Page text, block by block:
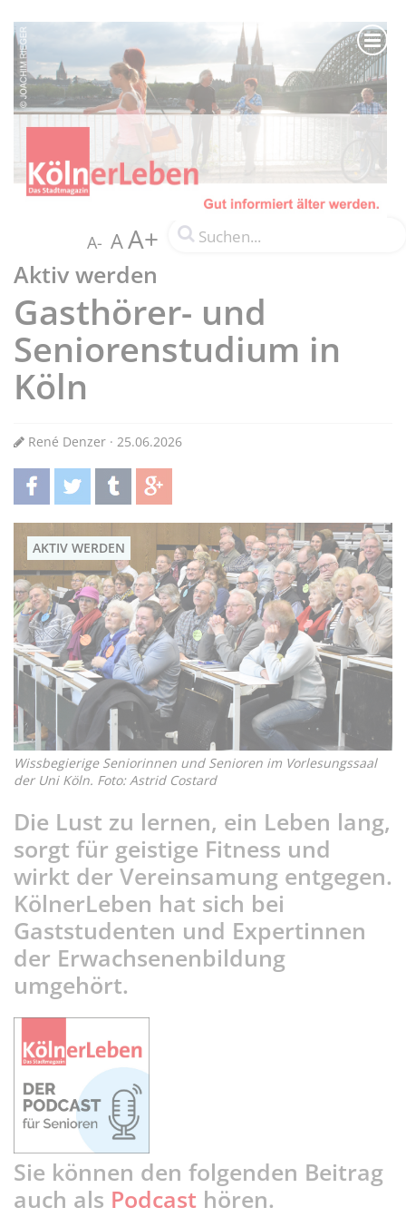
A- AA+
Aktiv werden
Gasthörer- und
Seniorenstudium in
Köln
René Denzer · 25.06.2026
teilentwittern teilen teilen
AKTIV WERDEN
Wissbegierige Seniorinnen und Senioren im Vorlesungssaal
der Uni Köln. Foto: Astrid Costard
Die Lust zu lernen, ein Leben lang,
sorgt für geistige Fitness und
wirkt der Vereinsamung entgegen.
KölnerLeben hat sich bei
Gaststudenten und Expertinnen
der Erwachsenenbildung
umgehört.
Sie können den folgenden Beitrag
auch als Podcast hören.